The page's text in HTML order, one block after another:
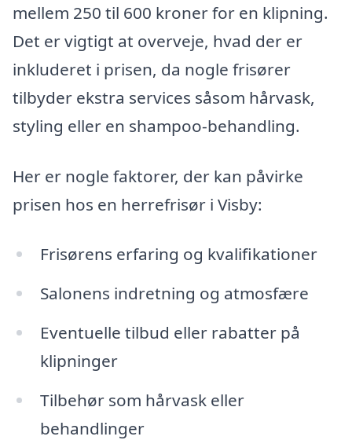
mellem 250 til 600 kroner for en klipning.
Det er vigtigt at overveje, hvad der er
inkluderet i prisen, da nogle frisører
tilbyder ekstra services såsom hårvask,
styling eller en shampoo-behandling.
Her er nogle faktorer, der kan påvirke
prisen hos en herrefrisør i Visby:
Frisørens erfaring og kvalifikationer
Salonens indretning og atmosfære
Eventuelle tilbud eller rabatter på
klipninger
Tilbehør som hårvask eller
behandlinger